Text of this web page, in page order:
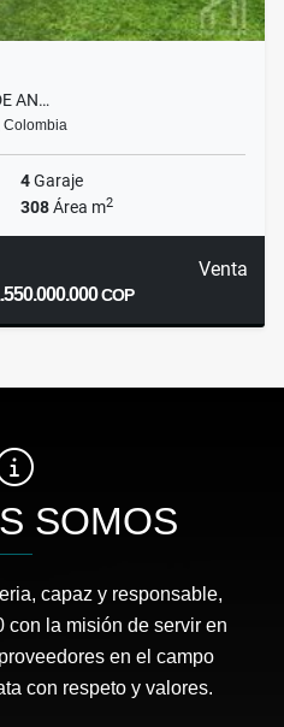
AN…
Colombia
4Garaje
308Área m2
Venta
COP
SOMOS
capaz y responsable,
con la misión de servir en
en el campo
con respeto y valores.